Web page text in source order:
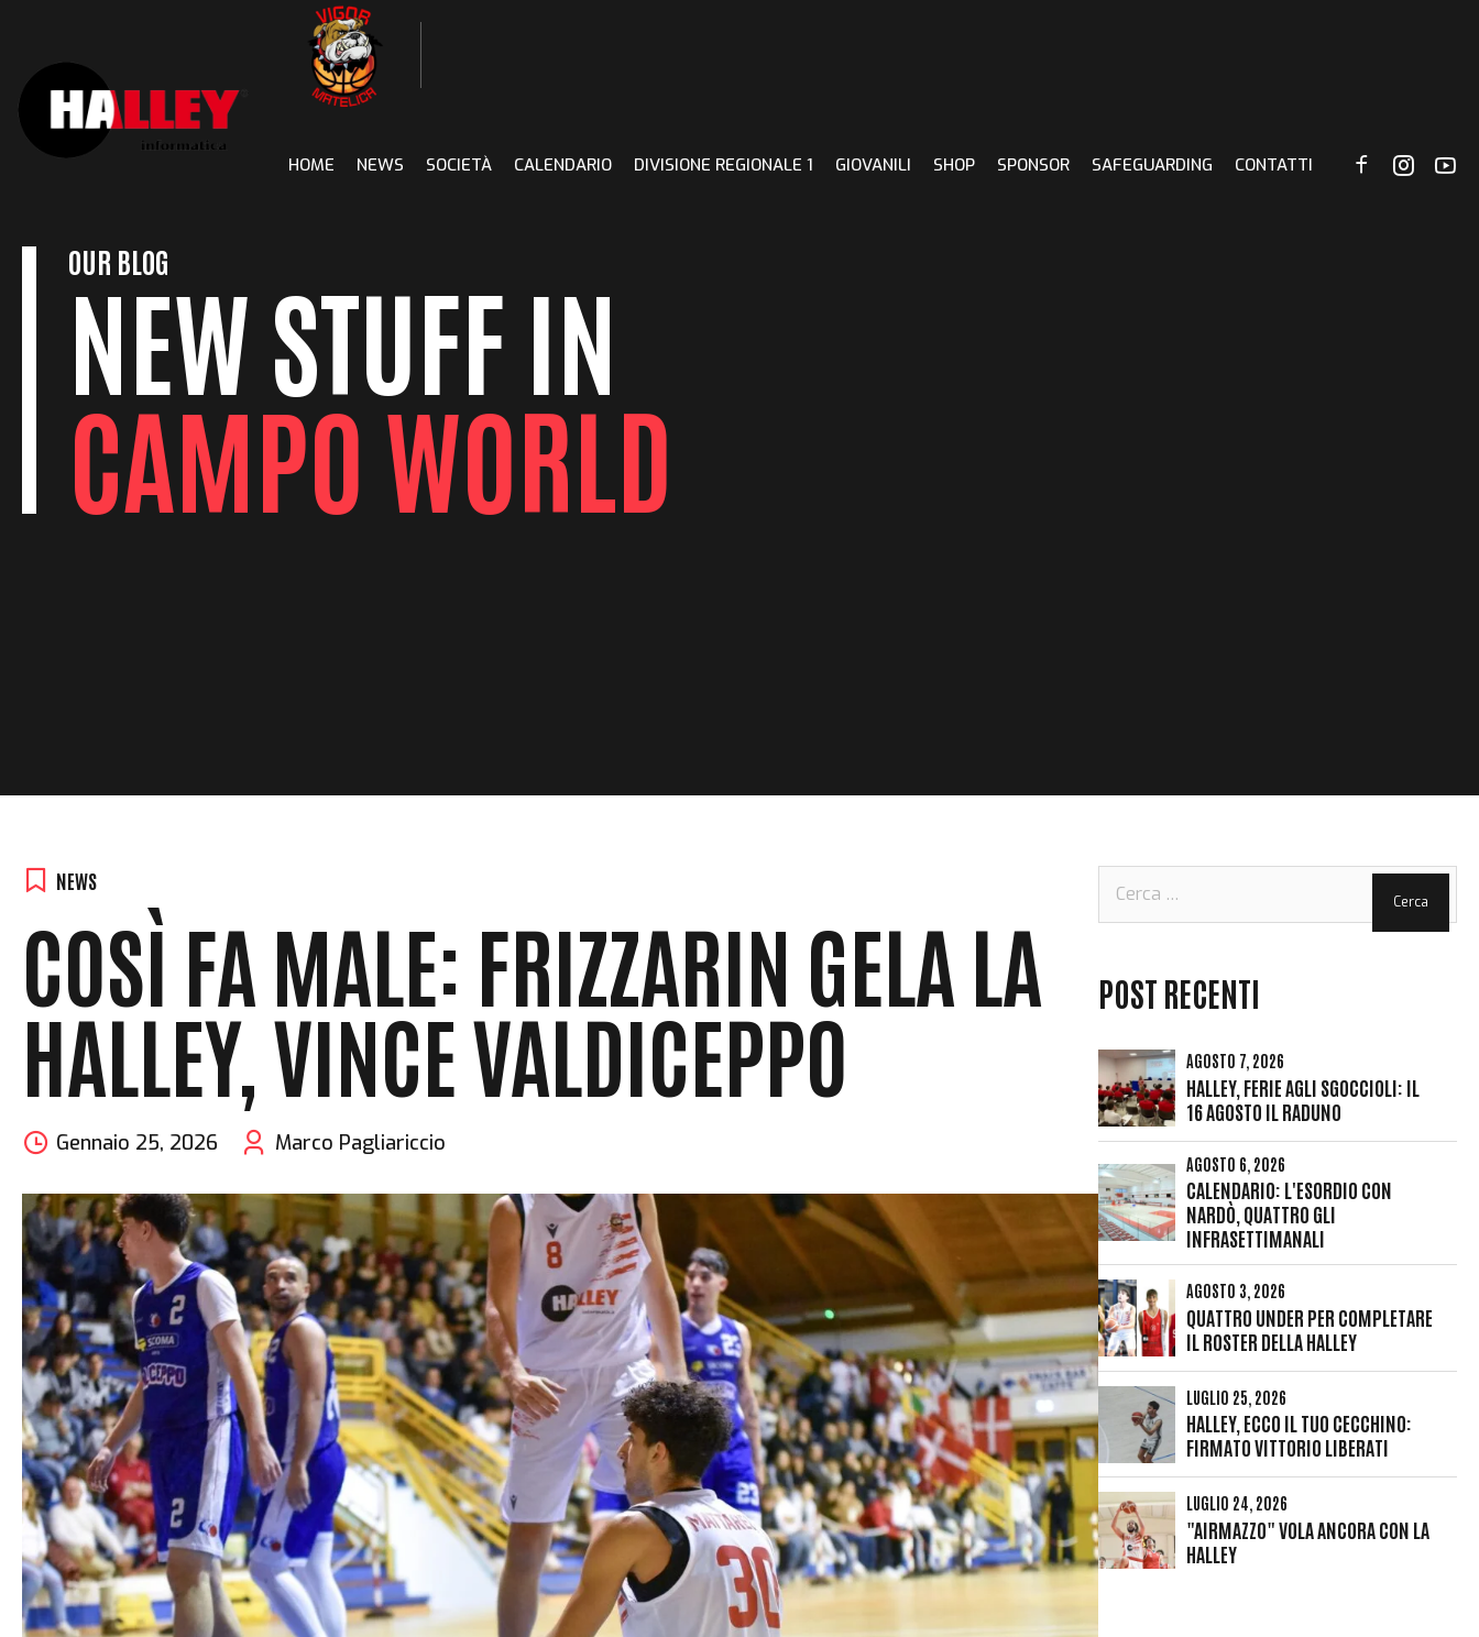
content
HOME NEWS SOCIETÀ CALENDARIO DIVISIONE REGIONALE 1 GIOVANILI SHOP SPONSOR SAFEGUARDING CONTATTI
OUR BLOG
NEW STUFF IN
CAMPO WORLD
NEWS
COSÌ FA MALE: FRIZZARIN GELA LA
HALLEY, VINCE VALDICEPPO
Gennaio 25, 2026 Marco Pagliariccio
per:
POST RECENTI
AGOSTO 7, 2026
HALLEY, FERIE AGLI SGOCCIOLI: IL
16 AGOSTO IL RADUNO
AGOSTO 6, 2026
CALENDARIO: L'ESORDIO CON
NARDÒ, QUATTRO GLI
INFRASETTIMANALI
AGOSTO 3, 2026
QUATTRO UNDER PER COMPLETARE
IL ROSTER DELLA HALLEY
LUGLIO 25, 2026
HALLEY, ECCO IL TUO CECCHINO:
FIRMATO VITTORIO LIBERATI
LUGLIO 24, 2026
"AIRMAZZO" VOLA ANCORA CON LA
HALLEY